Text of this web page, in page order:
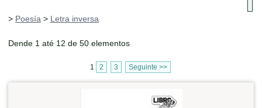
> Poesía > Letra inversa
Dende 1 até 12 de 50 elementos
1 2 3 Seguinte >>